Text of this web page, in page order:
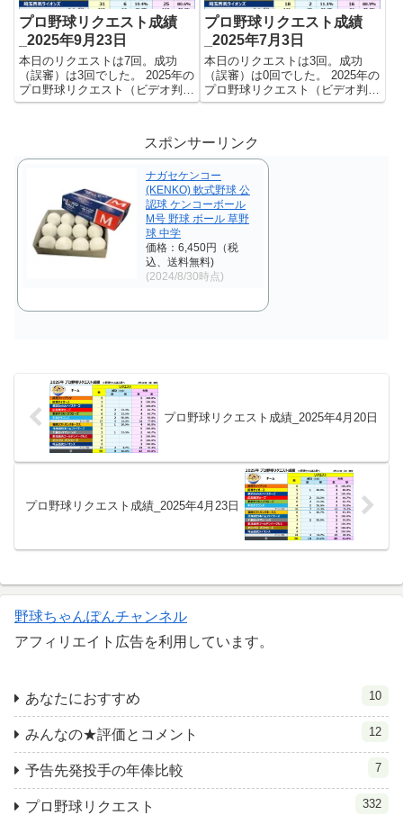
プロ野球リクエスト成績
_2025年9月23日
本日のリクエストは7回。成功
（誤審）は3回でした。 2025年の
プロ野球リクエスト（ビデオ判
定）成績を記録集計しています。
これで25.2%。リクエスト数496
回、成功125回、失敗371回とな
りました。 【リク...
プロ野球リクエスト成績
_2025年7月3日
本日のリクエストは3回。成功
（誤審）は0回でした。 2025年の
プロ野球リクエスト（ビデオ判
定）成績を記録集計しています。
回、成功63回、失敗202回となり
ました。 【リクエ...
スポンサーリンク
ナガセケンコー
(KENKO) 軟式野球 公
認球 ケンコーボール
M号 野球 ボール 草野
球 中学
価格：6,450円（税
込、送料無料)
(2024/8/30時点)
プロ野球リクエスト成績_2025年4月20日
プロ野球リクエスト成績_2025年4月23日
野球ちゃんぽんチャンネル
アフィリエイト広告を利用しています。
あなたにおすすめ 10
みんなの★評価とコメント 12
予告先発投手の年俸比較 7
プロ野球リクエスト 332